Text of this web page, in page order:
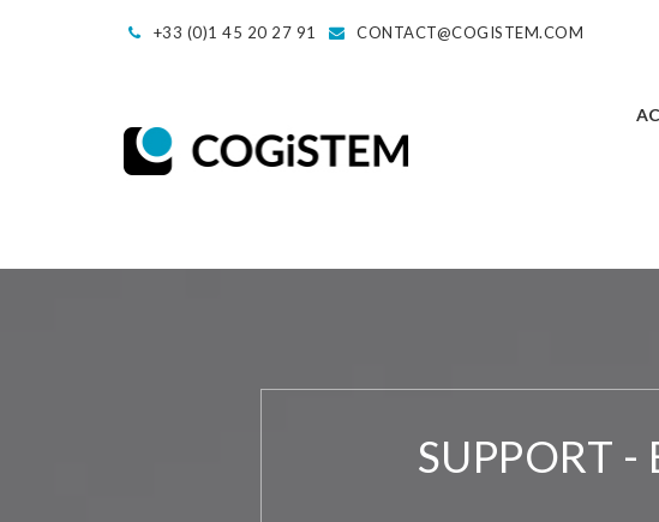
+33 (0)1 45 20 27 91 CONTACT@COGISTEM.COM
SUPPORT -